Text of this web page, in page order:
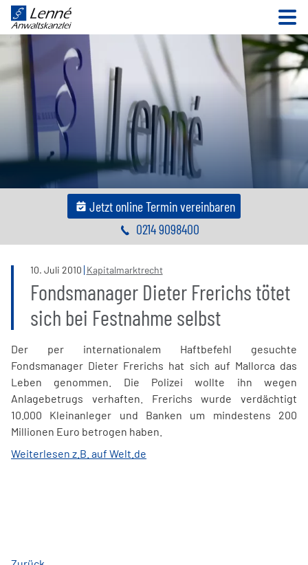
Jetzt online Termin vereinbaren
0214 9098400
10. Juli 2010 Kapitalmarktrecht
Fondsmanager Dieter Frerichs tötet
sich bei Festnahme selbst
Der per internationalem Haftbefehl gesuchte
Fondsmanager Dieter Frerichs hat sich auf Mallorca das
Leben genommen. Die Polizei wollte ihn wegen
Anlagebetrugs verhaften. Frerichs wurde verdächtigt
10.000 Kleinanleger und Banken um mindestens 200
Millionen Euro betrogen haben.
Weiterlesen z.B. auf Welt.de